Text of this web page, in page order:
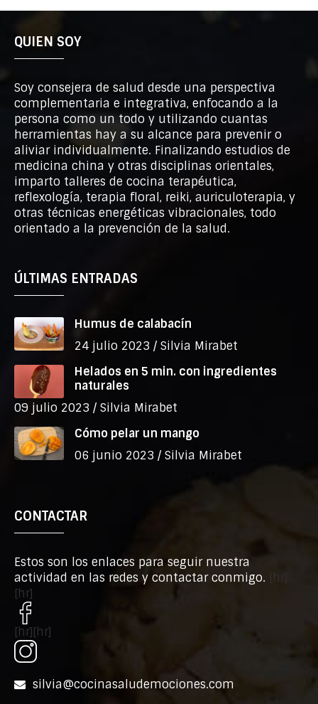
QUIEN SOY
Soy consejera de salud desde una perspectiva
complementaria e integrativa, enfocando a la
persona como un todo y utilizando cuantas
herramientas hay a su alcance para prevenir o
aliviar individualmente. Finalizando estudios de
medicina china y otras disciplinas orientales,
imparto talleres de cocina terapéutica,
reflexología, terapia floral, reiki, auriculoterapia, y
otras técnicas energéticas vibracionales, todo
orientado a la prevención de la salud.
ÚLTIMAS ENTRADAS
Humus de calabacín
24 julio 2023 / Silvia Mirabet
Helados en 5 min. con ingredientes
naturales
09 julio 2023 / Silvia Mirabet
Cómo pelar un mango
06 junio 2023 / Silvia Mirabet
CONTACTAR
Estos son los enlaces para seguir nuestra
actividad en las redes y contactar conmigo. [hr]
[hr]
[hr][hr]
silvia@cocinasaludemociones.com